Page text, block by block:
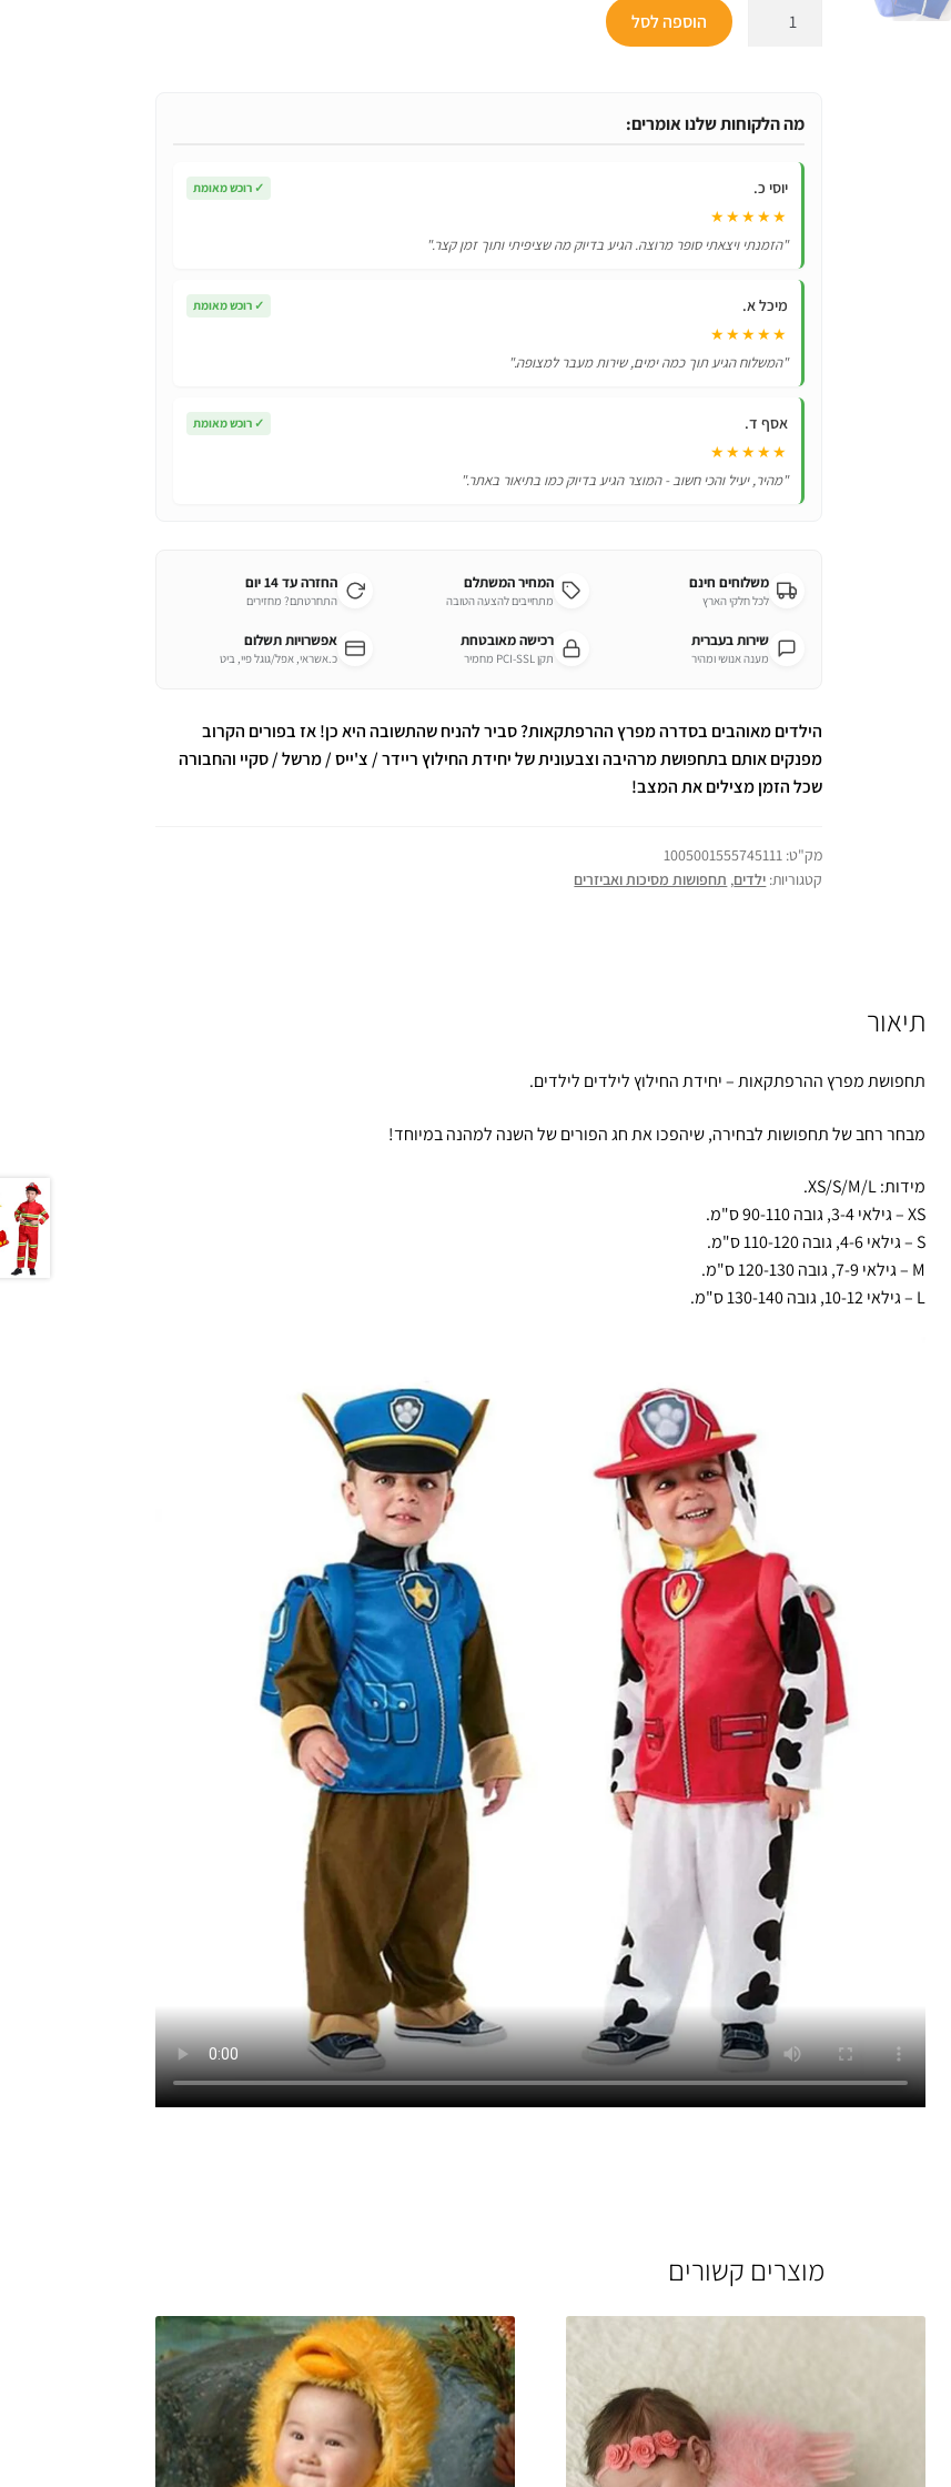
₪121.
מפרץ
צ'ייס
מרשל
ועוד!
הוספה לסל
מה הלקוחות שלנו אומרים:
יוסי כ. ✓ רוכש מאומת
★★★★★
"הזמנתי ויצאתי סופר מרוצה. הגיע בדיוק מה שציפיתי ותוך זמן קצר."
מיכל א. ✓ רוכש מאומת
★★★★★
"המשלוח הגיע תוך כמה ימים, שירות מעבר למצופה."
אסף ד. ✓ רוכש מאומת
★★★★★
"מהיר, יעיל והכי חשוב - המוצר הגיע בדיוק כמו בתיאור באתר."
משלוחים חינם
לכל חלקי הארץ
המחיר המשתלם
מתחייבים להצעה הטובה
החזרה עד 14 יום
התחרטתם? מחזירים
שירות בעברית
מענה אנושי ומהיר
רכישה מאובטחת
תקן PCI-SSL מחמיר
אפשרויות תשלום
כ.אשראי, אפל/גוגל פיי, ביט
הילדים מאוהבים בסדרה מפרץ ההרפתקאות? סביר להניח שהתשובה היא כן! אז בפורים הקרוב
מפנקים אותם בתחפושת מרהיבה וצבעונית של יחידת החילוץ ריידר / צ'ייס / מרשל / סקיי והחבורה
שכל הזמן מצילים את המצב!
מק"ט: 1005001555745111
קטגוריות: ילדים, תחפושות מסיכות ואביזרים
תיאור
תחפושת מפרץ ההרפתקאות – יחידת החילוץ לילדים לילדים.
מבחר רחב של תחפושות לבחירה, שיהפכו את חג הפורים של השנה למהנה במיוחד!
מידות: XS/S/M/L.
XS – גילאי 3-4, גובה 90-110 ס"מ.
S – גילאי 4-6, גובה 110-120 ס"מ.
M – גילאי 7-9, גובה 120-130 ס"מ.
L – גילאי 10-12, גובה 130-140 ס"מ.
מוצרים קשורים